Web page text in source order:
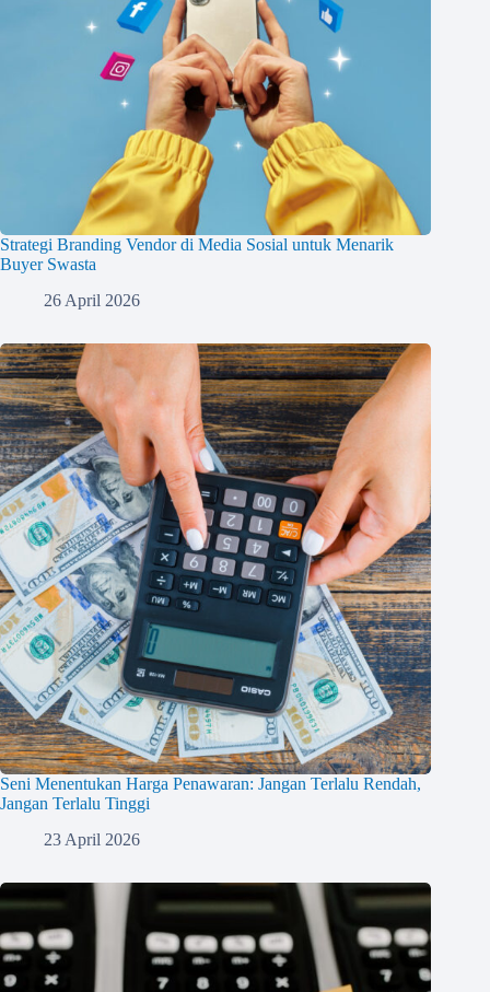
Strategi Branding Vendor di Media Sosial untuk Menarik
Buyer Swasta
26 April 2026
Seni Menentukan Harga Penawaran: Jangan Terlalu Rendah,
Jangan Terlalu Tinggi
23 April 2026